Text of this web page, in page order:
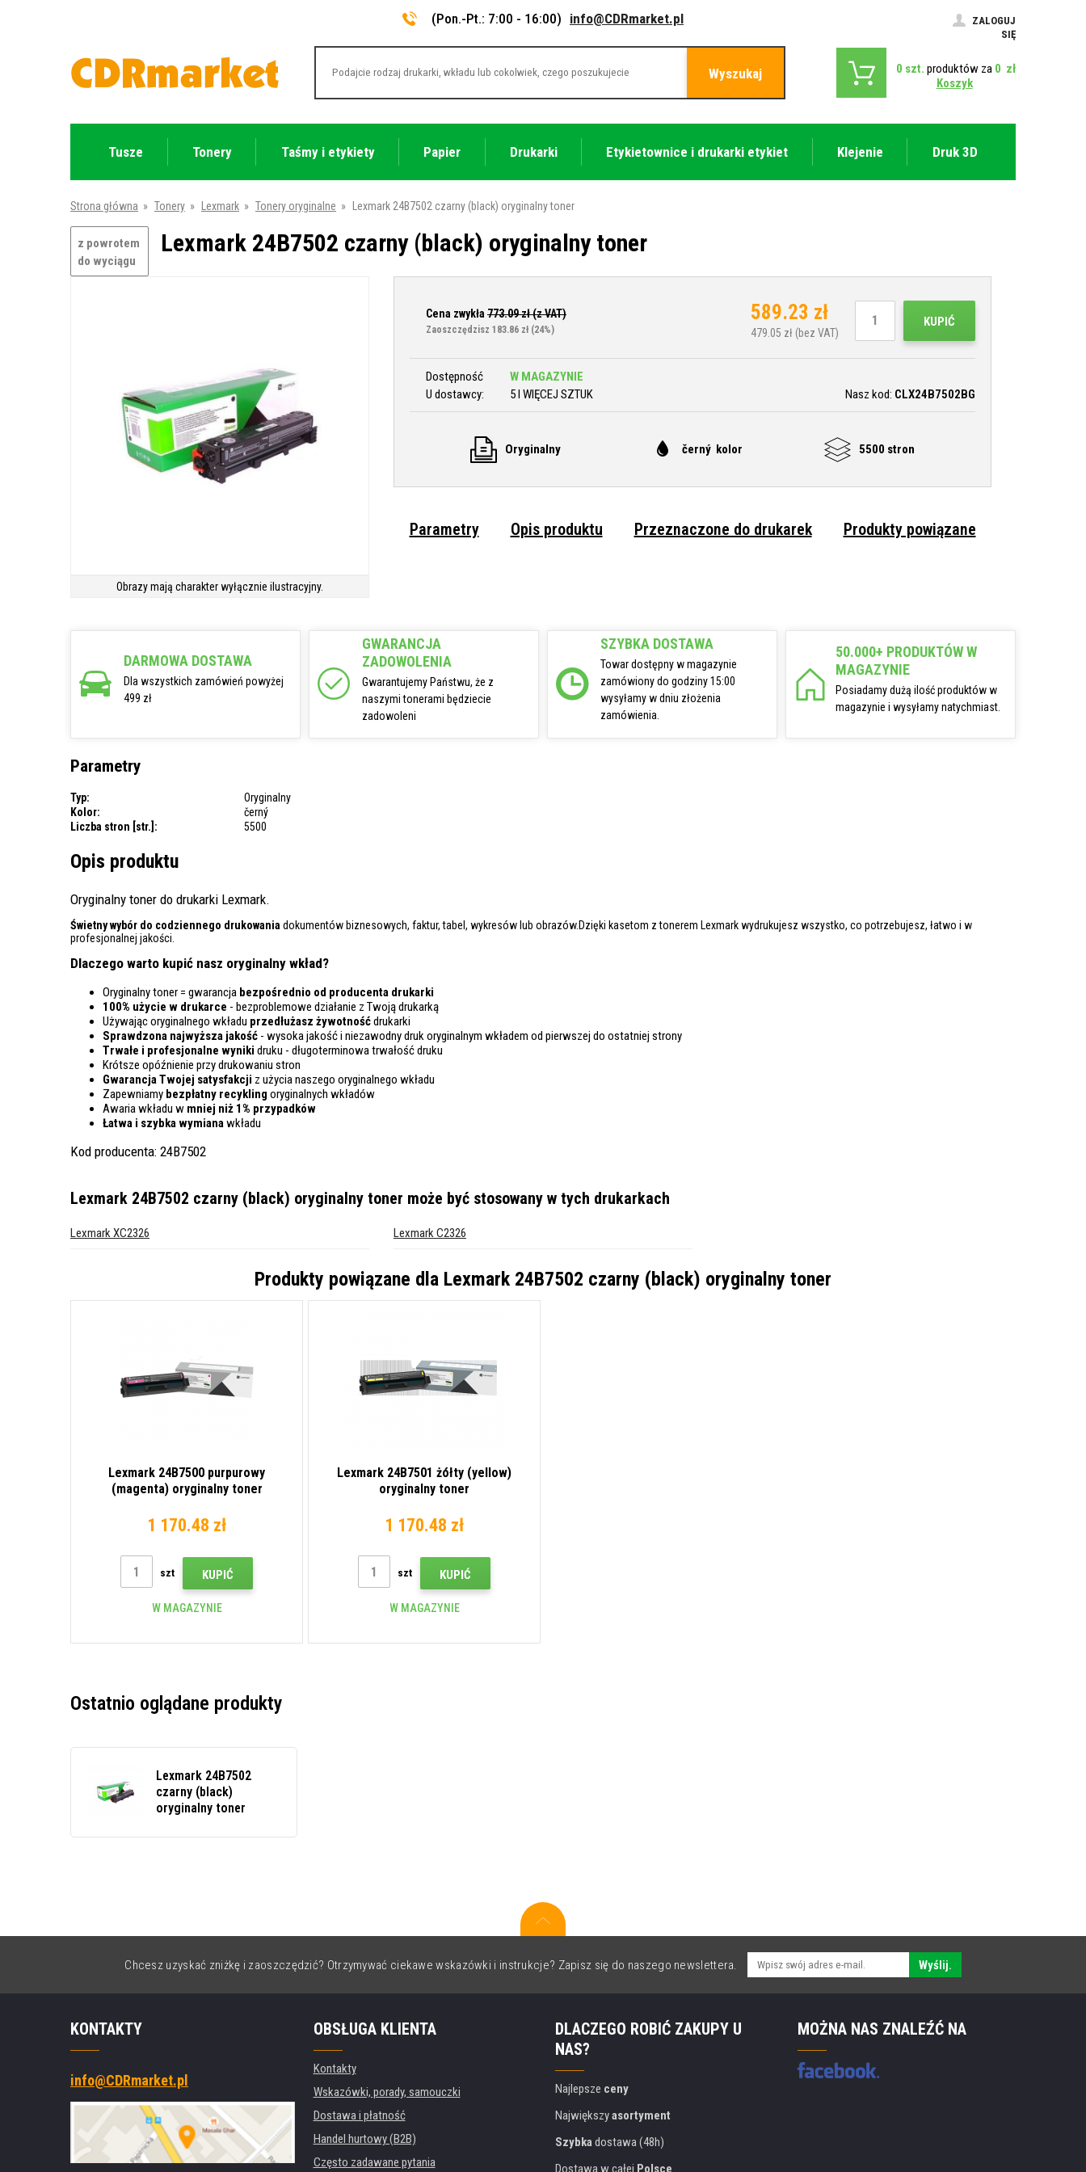
(Pon.-Pt.: 7:00 - 16:00) info@CDRmarket.pl
ZALOGUJ
SIĘ
Wyszukaj 0 szt. produktów za 0 zł
Koszyk
Tusze Tonery Taśmy i etykiety Papier Drukarki Etykietownice i drukarki etykiet Klejenie Druk 3D
Strona główna » Tonery » Lexmark » Tonery oryginalne » Lexmark 24B7502 czarny (black) oryginalny toner
z powrotem
do wyciągu
Lexmark 24B7502 czarny (black) oryginalny toner
Obrazy mają charakter wyłącznie ilustracyjny.
Cena zwykła 773.09zł (z VAT)
Zaoszczędzisz 183.86 zł (24%)
589.23 zł
479.05 zł (bez VAT)
KUPIĆ
Dostępność
W MAGAZYNIE
U dostawcy:
5 I WIĘCEJ SZTUK Nasz kod: CLX24B7502BG
Oryginalny černý kolor 5500 stron
Parametry Opis produktu Przeznaczone do drukarek Produkty powiązane
DARMOWA DOSTAWA
Dla wszystkich zamówień powyżej
499 zł
GWARANCJA
ZADOWOLENIA
Gwarantujemy Państwu, że z
naszymi tonerami będziecie
zadowoleni
SZYBKA DOSTAWA
Towar dostępny w magazynie
zamówiony do godziny 15:00
wysyłamy w dniu złożenia
zamówienia.
50.000+ PRODUKTÓW W
MAGAZYNIE
Posiadamy dużą ilość produktów w
magazynie i wysyłamy natychmiast.
Parametry
Typ:
Oryginalny
Kolor:
černý
Liczba stron [str.]:
5500
Opis produktu
Oryginalny toner do drukarki Lexmark.
Świetny wybór do codziennego drukowania dokumentów biznesowych, faktur, tabel, wykresów lub obrazów.Dzięki kasetom z tonerem Lexmark wydrukujesz wszystko, co potrzebujesz, łatwo i w
profesjonalnej jakości.
Dlaczego warto kupić nasz oryginalny wkład?
Oryginalny toner = gwarancja bezpośrednio od producenta drukarki
100% użycie w drukarce - bezproblemowe działanie z Twoją drukarką
Używając oryginalnego wkładu przedłużasz żywotnośćdrukarki
Sprawdzona najwyższa jakość - wysoka jakość i niezawodny druk oryginalnym wkładem od pierwszej do ostatniej strony
Trwałe i profesjonalne wyniki druku - długoterminowa trwałość druku
Krótsze opóźnienie przy drukowaniu stron
Gwarancja Twojej satysfakcji z użycia naszego oryginalnego wkładu
Zapewniamy bezpłatny recykling oryginalnych wkładów
Awaria wkładu w mniej niż 1% przypadków
Łatwa i szybka wymianawkładu
Kod producenta: 24B7502
Lexmark 24B7502 czarny (black) oryginalny toner może być stosowany w tych drukarkach
Lexmark XC2326 Lexmark C2326
Produkty powiązane dla Lexmark 24B7502 czarny (black) oryginalny toner
Lexmark 24B7500 purpurowy
(magenta) oryginalny toner
1 170.48 zł
szt KUPIĆ
W MAGAZYNIE
Lexmark 24B7501 żółty (yellow)
oryginalny toner
1 170.48 zł
szt KUPIĆ
W MAGAZYNIE
Ostatnio oglądane produkty
Lexmark 24B7502
czarny (black)
oryginalny toner
Chcesz uzyskać zniżkę i zaoszczędzić? Otrzymywać ciekawe wskazówki i instrukcje? Zapisz się do naszego newslettera. Wyślij.
KONTAKTY
info@CDRmarket.pl
OBSŁUGA KLIENTA
Kontakty
Wskazówki, porady, samouczki
Dostawa i płatność
Handel hurtowy (B2B)
Często zadawane pytania
DLACZEGO ROBIĆ ZAKUPY U
NAS?
Najlepsze ceny
Największyasortyment
Szybkadostawa (48h)
Dostawa w całej Polsce
MOŻNA NAS ZNALEŹĆ NA